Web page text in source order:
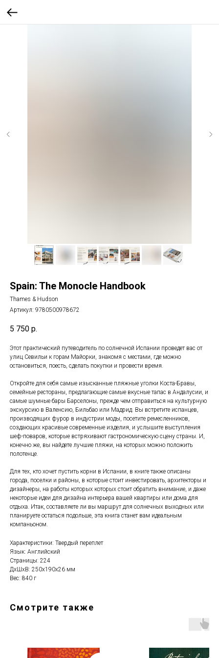
Spain: The Monocle Handbook
Thames & Hudson
Артикул: 9780500978672
5 750 р.
Этот практический путеводитель по солнечной Испании проведет вас от
улиц Севильи к горам Майорки, знакомя с местами, где можно
остановиться, поесть, сделать покупки и провести время.
Откройте для себя самые изысканные пляжные уголки Коста-Бравы,
семейные рестораны, предлагающие самые вкусные тапас в Андалусии, и
самые шумные бары Барселоны, прежде чем отправиться на культурную
экскурсию в Валенсию, Бильбао или Мадрид. Вы встретите испанцев,
производящих фурор в индустрии моды, посетите ремесленников,
создающих красивые современные изделия, и услышите выступления
шеф-поваров, которые встряхивают гастрономическую сцену страны. И,
конечно же, вы найдете лучшие пляжи, на которых можно положить
полотенце.
Для тех, кто хочет пустить корни в Испании, в книге также описаны
города, поселки и районы, в которые стоит инвестировать, архитекторы и
дизайнеры, на работы которых которых стоит обратить внимание, и даже
некоторые идеи для дизайна интерьера вашей квартиры или дома для
отдыха. Итак, составляете ли вы маршрут для солнечных выходных или
планируете остаться подольше, эта книга станет вам идеальным
компаньоном.
Характеристики: Твердый переплет
Язык: Английский
Страницы: 224
ДxШxВ: 250x190x26 мм
Вес: 840 г
Смотрите также